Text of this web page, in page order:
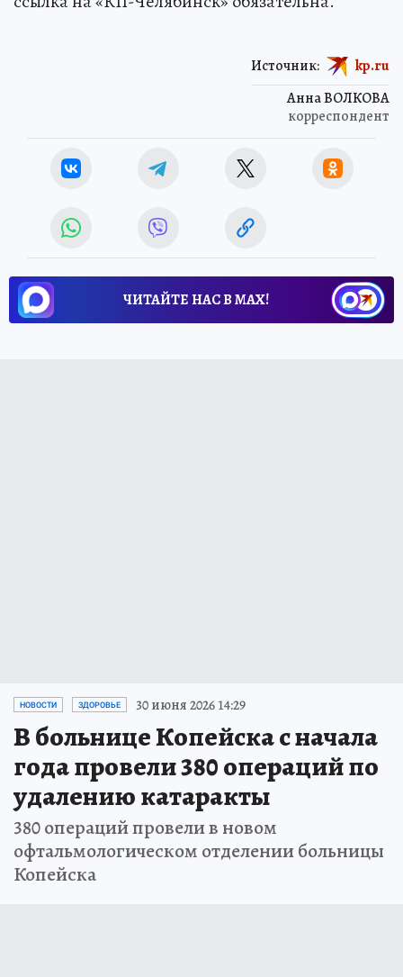
Анна ВОЛКОВА
корреспондент
Источник: kp.ru
ЧИТАЙТЕ НАС В МАХ!
НОВОСТИ ЗДОРОВЬЕ 30 июня 2026 14:29
В больнице Копейска с начала
года провели 380 операций по
удалению катаракты
380 операций провели в новом
офтальмологическом отделении больницы
Копейска